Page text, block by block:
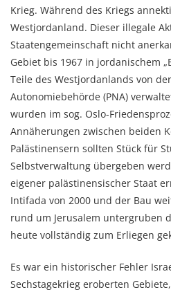
Krieg. Während des Kriegs
Westjordanland. Dieser illegale
Staatengemeinschaft nicht
Gebiet bis 1967 in jordanischem
Teile des Westjordanlands von
Autonomiebehörde (PNA)
wurden im sog. Oslo-
Annäherungen zwischen beiden
Palästinensern sollten Stück für
Selbstverwaltung übergeben
eigener palästinensischer Staat
Intifada von 2000 und der Bau
rund um Jerusalem untergruben
heute vollständig zum Erliegen
Es war ein historischer Fehler
Sechstagekrieg eroberten